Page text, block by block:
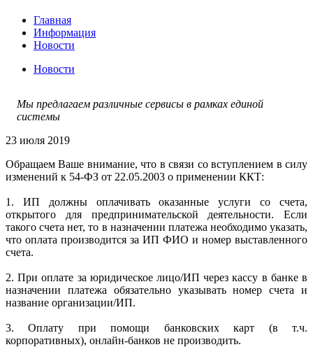
Главная
Информация
Новости
Новости
Мы предлагаем различные сервисы в рамках единой
системы
23 июля 2019
Обращаем Ваше внимание, что в связи со вступлением в силу
изменений к 54-ФЗ от 22.05.2003 о применении ККТ:
1. ИП должны оплачивать оказанные услуги со счета,
открытого для предпринимательской деятельности. Если
такого счета нет, то в назначении платежа необходимо указать,
что оплата производится за ИП ФИО и номер выставленного
счета.
2. При оплате за юридическое лицо/ИП через кассу в банке в
назначении платежа обязательно указывать номер счета и
название организации/ИП.
3. Оплату при помощи банковских карт (в т.ч.
корпоративных), онлайн-банков не производить.